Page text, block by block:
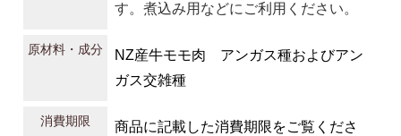
す。煮込み用などにご利用ください。
原材料・成分
NZ産牛モモ肉 アンガス種およびアン
ガス交雑種
消費期限
商品に記載した消費期限をご覧くださ